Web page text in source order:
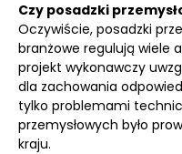
Czy posadzki
Oczywiście, posadzki
branżowe regulują wiele
projekt wykonawczy
dla zachowania
tylko problemami
przemysłowych było
kraju.